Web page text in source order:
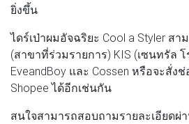
ยิ่งขึ้น
ไดร์เป่าผมอัจฉริยะ Cool a Styler ส
(สาขาที่ร่วมรายการ) KIS (เซนทรัล โ
EveandBoy และ Cossen หรือจะสั่ง
Shopee ได้อีกเช่นกัน
สนใจสามารถสอบถามรายละเอียดผ่